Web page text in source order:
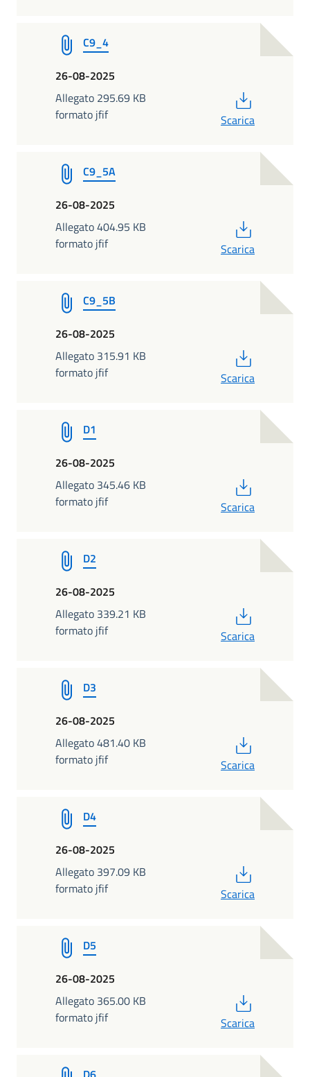
C9_4
26-08-2025
Allegato 295.69 KB
formato jfif
Scarica
C9_5A
26-08-2025
Allegato 404.95 KB
formato jfif
Scarica
C9_5B
26-08-2025
Allegato 315.91 KB
formato jfif
Scarica
D1
26-08-2025
Allegato 345.46 KB
formato jfif
Scarica
D2
26-08-2025
Allegato 339.21 KB
formato jfif
Scarica
D3
26-08-2025
Allegato 481.40 KB
formato jfif
Scarica
D4
26-08-2025
Allegato 397.09 KB
formato jfif
Scarica
D5
26-08-2025
Allegato 365.00 KB
formato jfif
Scarica